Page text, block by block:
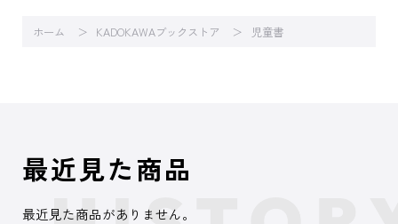
ホーム KADOKAWAブックストア 児童書
最近見た商品
最近見た商品がありません。